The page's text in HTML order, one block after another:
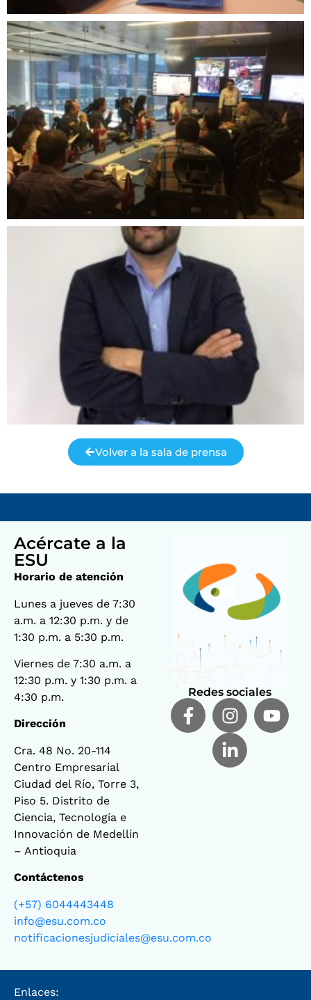
Volver a la sala de prensa
Acércate a la
ESU
Horario de atención
Lunes a jueves de 7:30
a.m. a 12:30 p.m. y de
1:30 p.m. a 5:30 p.m.
Viernes de 7:30 a.m. a
12:30 p.m. y 1:30 p.m. a
4:30 p.m.
Dirección
Cra. 48 No. 20-114
Centro Empresarial
Ciudad del Río, Torre 3,
Piso 5. Distrito de
Ciencia, Tecnología e
Innovación de Medellín
– Antioquia
Contáctenos
(+57) 6044443448
info@esu.com.co
notificacionesjudiciales@esu.com.co
Redes sociales
Enlaces: